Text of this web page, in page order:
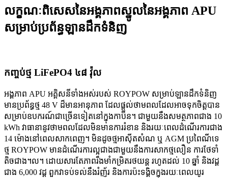
លក្ខណៈពិសេសនៃអង្គភាពស្នូលនៃអង្គភាព APU
សម្រាប់ប្រព័ន្ធឡានដឹកទំនិញ
កញ្ចប់ថ្ម LiFePO4 ៤៨ វ៉ុល
អង្គភាព APU អគ្គិសនីទាំងអស់របស់ ROYPOW សម្រាប់ឡានដឹកទំនិញ
មានប្រព័ន្ធថ្ម 48 V ដ៏មានអានុភាព ដែលផ្តល់ថាមពលដែលអាចទុកចិត្តបាន
សម្រាប់ឧបករណ៍ជាច្រើនទៀតនៅក្នុងកាប៊ីន។ ជាមួយនឹងសមត្ថភាពជាង 10
kWh វាធានានូវថាមពលដែលមិនមានការរំខាន និងរយៈពេលដំណើរការជាង
14 ម៉ោងនៅពេលសាកពេញ។ មិនដូចថ្មអាស៊ីតសំណ ឬ AGM ប្រពៃណីទេ
ថ្ម ROYPOW មានដំណើរការល្អជាងជាមួយនឹងការសាកថ្មលឿន ការថែទាំ
តិចជាង។ល។ ដោយសារតែភាពរឹងមាំកម្រិតរថយន្ត រហូតដល់ 10 ឆ្នាំ និងវដ្ត
ជាង 6,000 វដ្ដ ពួកវាទប់ទល់នឹងរំញ័រ និងការប៉ះទង្គិចក្នុងរយៈពេលយូរ